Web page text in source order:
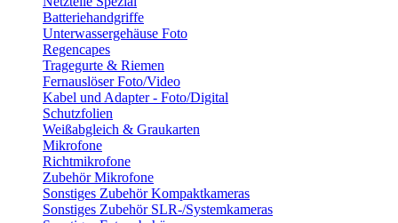
Batteriehandgriffe
Unterwassergehäuse Foto
Regencapes
Tragegurte & Riemen
Fernauslöser Foto/Video
Kabel und Adapter - Foto/Digital
Schutzfolien
Weißabgleich & Graukarten
Mikrofone
Richtmikrofone
Zubehör Mikrofone
Sonstiges Zubehör Kompaktkameras
Sonstiges Zubehör SLR-/Systemkameras